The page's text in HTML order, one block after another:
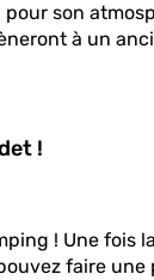
son
à un
!
! Une fois
faire